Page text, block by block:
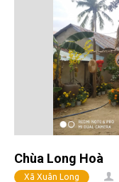
Chùa Long Hoà
Xã Xuân Long